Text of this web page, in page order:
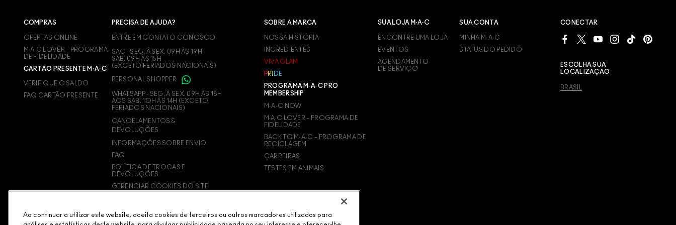
COMPRAS
OFERTAS ONLINE
M∙A∙C LOVER – PROGRAMA
DE FIDELIDADE
CARTÃO PRESENTE M·A·C
VERIFIQUE O SALDO
FAQ CARTÃO PRESENTE
PRECISA DE AJUDA?
ENTRE EM CONTATO CONOSCO
SAC - SEG. À SEX. 09H ÀS 19H
SAB. 09H ÀS 15H
(EXCETO FERIADOS NACIONAIS)
PERSONAL SHOPPER
WHATSAPP - SEG. À SEX. 09H ÀS 18H
AOS SAB. 1OH ÀS 14H (EXCETO
FERIADOS NACIONAIS)
CANCELAMENTOS &
DEVOLUÇÕES
INFORMAÇÕES SOBRE ENVIO
FAQ
POLÍTICA DE TROCAS E
DEVOLUÇÕES
GERENCIAR COOKIES DO SITE
SOBRE A MARCA
NOSSA HISTÓRIA
INGREDIENTES
VIVA GLAM
PR D E
PROGRAMA M·A·C PRO
MEMBERSHIP
M·A·C NOW
M∙A∙C LOVER – PROGRAMA DE
FIDELIDADE
BACK TO M·A·C – PROGRAMA DE
RECICLAGEM
CARREIRAS
TESTES EM ANIMAIS
SUA LOJA M·A·C
ENCONTRE UMA LOJA
EVENTOS
AGENDAMENTO
DE SERVIÇO
SUA CONTA
MINHA M·A·C
STATUS DO PEDIDO
CONECTAR
ESCOLHA SUA
LOCALIZAÇÃO
BRASIL
Ao continuar a utilizar este website, aceita cookies de terceiros ou outros marcadores utilizados para